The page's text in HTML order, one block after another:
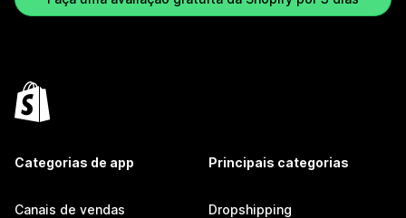
Categorias de app
Canais de vendas
Principais categorias
Dropshipping